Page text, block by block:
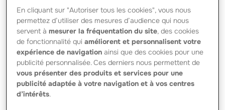
service de covoiturage pour de prochains trajets et 53%
sont intéressés par des solutions de transport à la
demande comme la location de voitures entre
particuliers*.
Afin de répondre à l’essor de ces nouveaux usages et
satisfaire les besoins de protection de ses sociétaires,
Groupama a décidé d’étendre les garanties actuelles de
son contrat automobile.
En cliquant sur "Autoriser tous les cookies", vous nous
permettez d’utiliser des mesures d’audience qui nous
servent àmesurer la fréquentation du site, des cookies
de fonctionnalité quiaméliorent et personnalisent votre
expérience de navigation ainsi que des cookies pour une
publicité personnalisée. Ces derniers nous permettent de
vous présenter des produits et services pour une
publicité adaptée à votre navigation et à vos centres
d’intérêts.